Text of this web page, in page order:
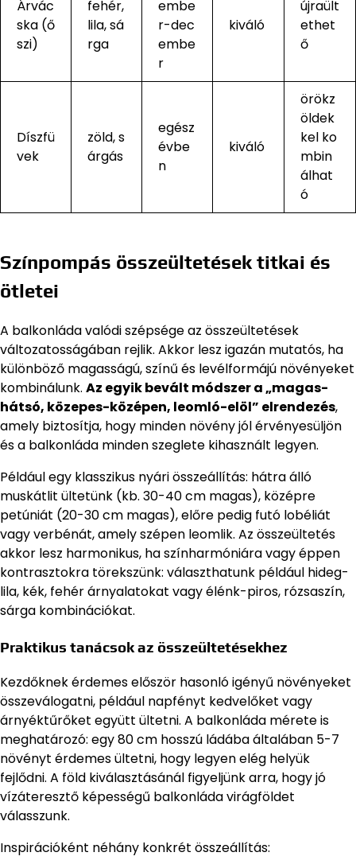
Árvác
ska (ő
szi)
fehér,
lila, sá
rga
embe
r-dec
embe
r
kiváló
újraült
ethet
ő
Díszfü
vek
zöld, s
árgás
egész
évbe
n
kiváló
örökz
öldek
kel ko
mbin
álhat
ó
Színpompás összeültetések titkai és
ötletei
A balkonláda valódi szépsége az összeültetések
változatosságában rejlik. Akkor lesz igazán mutatós, ha
különböző magasságú, színű és levélformájú növényeket
kombinálunk. Az egyik bevált módszer a „magas-
hátsó, közepes-középen, leomló-elöl” elrendezés,
amely biztosítja, hogy minden növény jól érvényesüljön
és a balkonláda minden szeglete kihasznált legyen.
Például egy klasszikus nyári összeállítás: hátra álló
muskátlit ültetünk (kb. 30-40 cm magas), középre
petúniát (20-30 cm magas), előre pedig futó lobéliát
vagy verbénát, amely szépen leomlik. Az összeültetés
akkor lesz harmonikus, ha színharmóniára vagy éppen
kontrasztokra törekszünk: választhatunk például hideg-
lila, kék, fehér árnyalatokat vagy élénk-piros, rózsaszín,
sárga kombinációkat.
Praktikus tanácsok az összeültetésekhez
Kezdőknek érdemes először hasonló igényű növényeket
összeválogatni, például napfényt kedvelőket vagy
árnyéktűrőket együtt ültetni. A balkonláda mérete is
meghatározó: egy 80 cm hosszú ládába általában 5-7
növényt érdemes ültetni, hogy legyen elég helyük
fejlődni. A föld kiválasztásánál figyeljünk arra, hogy jó
vízáteresztő képességű balkonláda virágföldet
válasszunk.
Inspirációként néhány konkrét összeállítás: